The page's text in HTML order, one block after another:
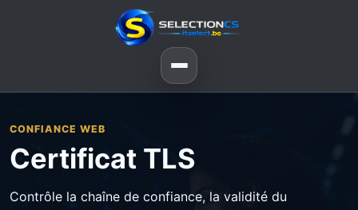
CONFIANCE WEB
Certificat TLS
Contrôle la chaîne de confiance, la validité du